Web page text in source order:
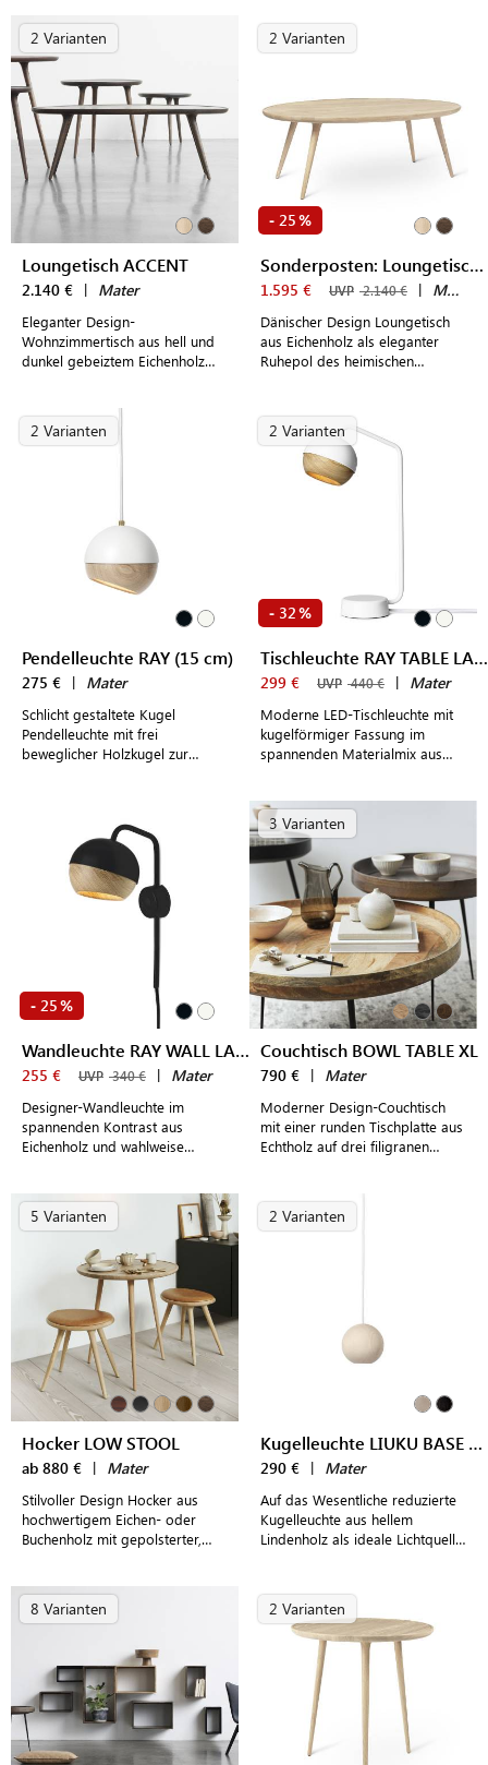
2 Varianten
Loungetisch ACCENT
2.140 € | Mater
Eleganter Design-
Wohnzimmertisch aus hell und
dunkel gebeiztem Eichenholz
2 Varianten
- 25 %
Sonderposten: Loungetisch ACCENT
1.595 € UVP 2.140 € | Mater
Dänischer Design Loungetisch
aus Eichenholz als eleganter
Ruhepol des heimischen
2 Varianten
Pendelleuchte RAY (15 cm)
275 € | Mater
Schlicht gestaltete Kugel
Pendelleuchte mit frei
beweglicher Holzkugel zur
Lampenschirm
2 Varianten
- 32 %
Tischleuchte RAY TABLE LAMP
299 € UVP 440 € | Mater
Moderne LED-Tischleuchte mit
kugelförmiger Fassung im
spannenden Materialmix aus
- 25 %
Wandleuchte RAY WALL LAMP
255 € UVP 340 € | Mater
Designer-Wandleuchte im
spannenden Kontrast aus
Eichenholz und wahlweise
3 Varianten
Couchtisch BOWL TABLE XL
790 € | Mater
Moderner Design-Couchtisch
mit einer runden Tischplatte aus
Echtholz auf drei filigranen
5 Varianten
Hocker LOW STOOL
ab 880 € | Mater
Stilvoller Design Hocker aus
hochwertigem Eichen- oder
Buchenholz mit gepolsterter,
2 Varianten
Kugelleuchte LIUKU BASE BALL
290 € | Mater
Auf das Wesentliche reduzierte
Kugelleuchte aus hellem
Lindenholz als ideale Lichtquelle
Design
8 Varianten 2 Varianten